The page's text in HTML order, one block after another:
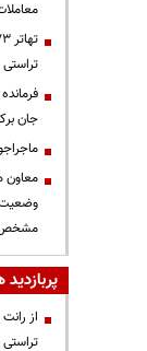
تراستی
جان
معاون
وضعیت
پربازدید
از
تراستی